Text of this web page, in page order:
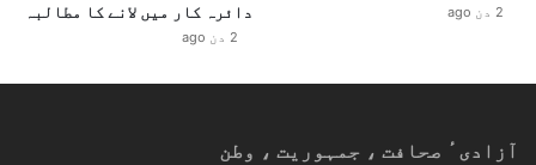
2 دن ago
دائرہ کار میں لانے کا مطالبہ
2 دن ago
آزادیٴ صحافت ، جمہوریت ، وطن